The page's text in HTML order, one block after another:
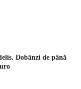
Dobânzi de până